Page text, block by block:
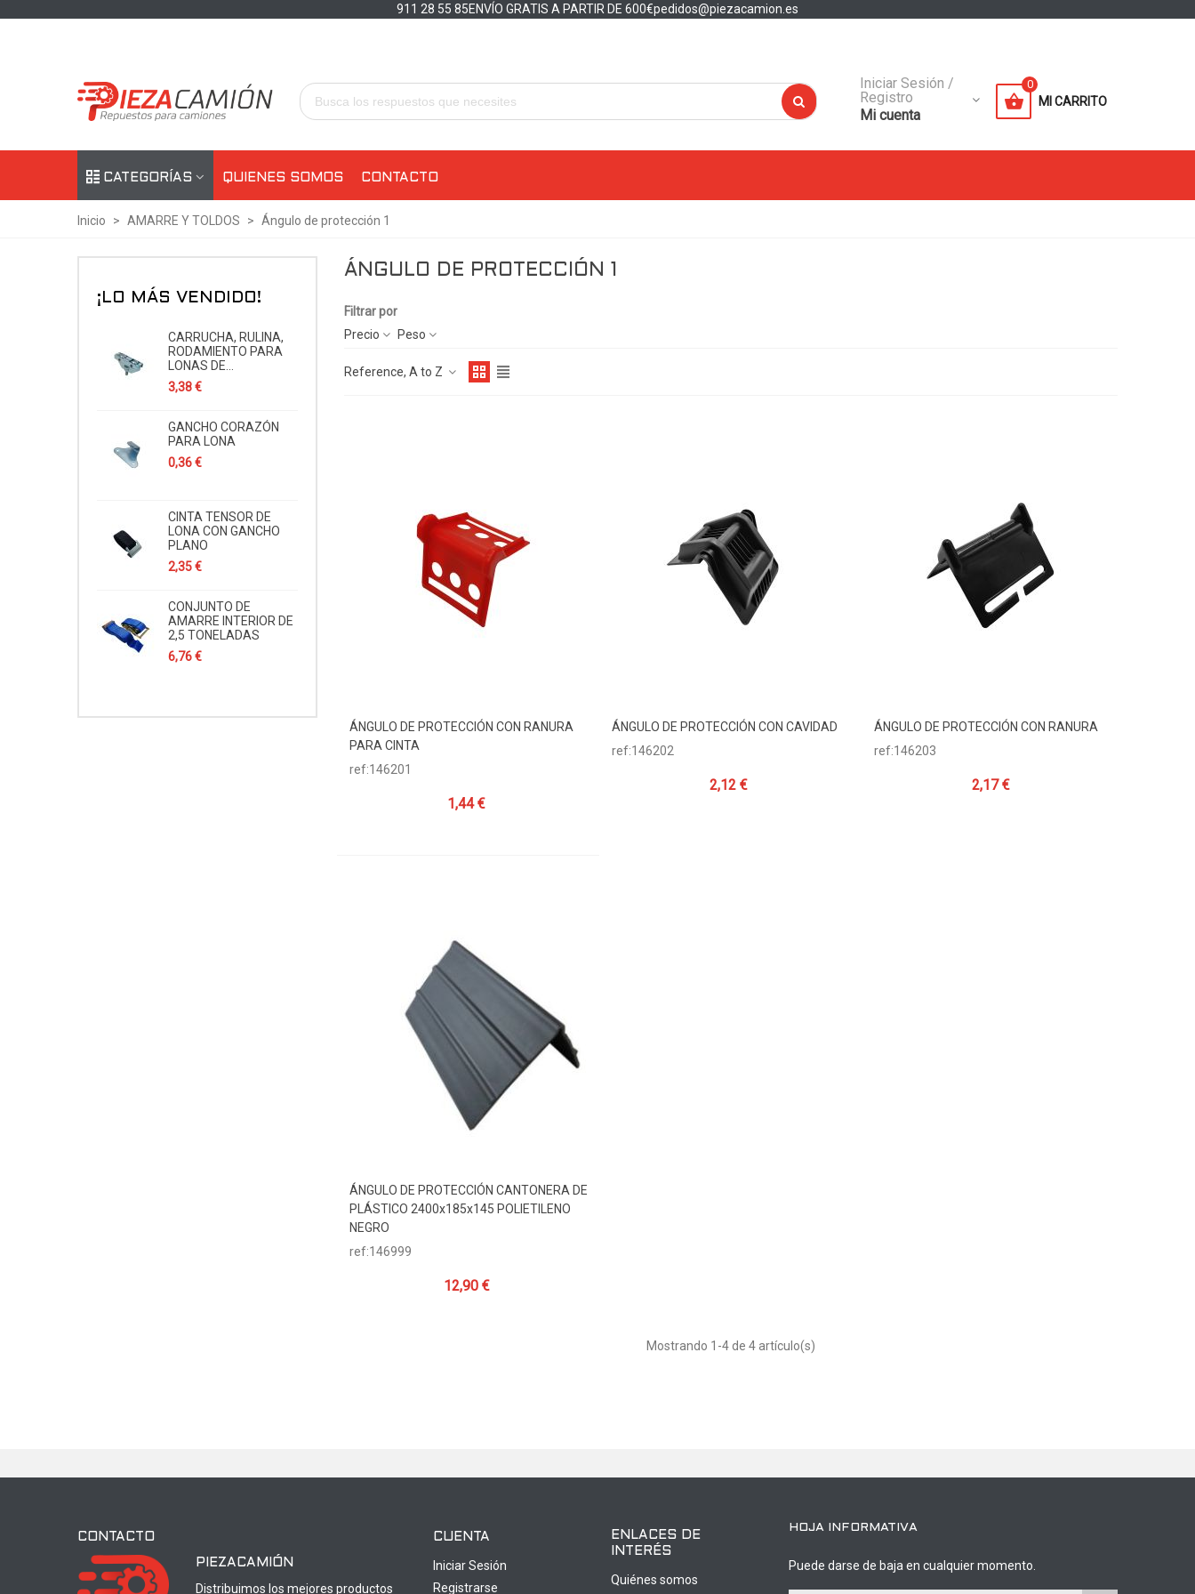
911 28 55 85ENVÍO GRATIS A PARTIR DE 600€pedidos@piezacamion.es
Iniciar Sesión /
Registro
Mi cuenta
0
MI CARRITO
CATEGORÍAS QUIENES SOMOS CONTACTO
Inicio > AMARRE Y TOLDOS > Ángulo de protección 1
¡LO MÁS VENDIDO!
CARRUCHA, RULINA,
RODAMIENTO PARA
LONAS DE...
3,38 €
GANCHO CORAZÓN
PARA LONA
0,36 €
CINTA TENSOR DE
LONA CON GANCHO
PLANO
2,35 €
CONJUNTO DE
AMARRE INTERIOR DE
2,5 TONELADAS
6,76 €
ÁNGULO DE PROTECCIÓN 1
Filtrar por
Precio
Peso
Reference, A to Z
Añadir Al Carrito
ÁNGULO DE PROTECCIÓN CON RANURA
PARA CINTA
ref:146201
1,44 €
Añadir Al Carrito
ÁNGULO DE PROTECCIÓN CON CAVIDAD
ref:146202
2,12 €
Añadir Al Carrito
ÁNGULO DE PROTECCIÓN CON RANURA
ref:146203
2,17 €
Añadir Al Carrito
ÁNGULO DE PROTECCIÓN CANTONERA DE
PLÁSTICO 2400x185x145 POLIETILENO
NEGRO
ref:146999
12,90 €
Mostrando 1 -4 de 4 artículo(s)
CONTACTO
PIEZACAMIÓN
Distribuimos los mejores productos
CUENTA
Iniciar Sesión
Registrarse
ENLACES DE
INTERÉS
Quiénes somos
HOJA INFORMATIVA
Puede darse de baja en cualquier momento.